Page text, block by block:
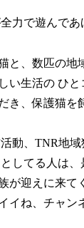
力で遊んで
と、数匹の
い生活の ひと
き、保護猫
動、TNR地域
してる人は
が迎えに来て
イね、チャン